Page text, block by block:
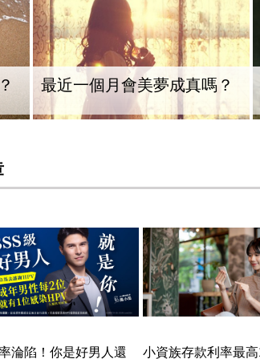
最近一個月會美夢成真嗎？
淪陷！你是好男人還 小資族存款利率最